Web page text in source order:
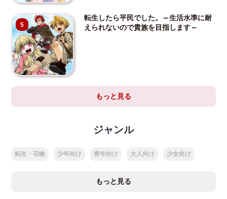
5
転生したら平民でした。～生活水準に耐
えられないので貴族を目指します～
もっと見る
ジャンル
転生・召喚 少年向け 青年向け 大人向け 少女向け
もっと見る